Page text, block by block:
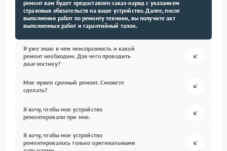
ремонт вам будет предоставлен заказ-наряд с указанием
страховых обязательств на ваше устройство. Далее, после
выполнения работ по ремонту техники, вы получите акт
выполненных работ и гарантийный талон.
Я уже знаю в чем неисправность и какой
ремонт необходим. Для чего проводить
диагностику?
Мне нужен срочный ремонт. Сможете
сделать?
Я хочу, чтобы мое устройство
ремонтировали при мне.
Я хочу, чтобы мое устройство
ремонтировалось только оригинальными